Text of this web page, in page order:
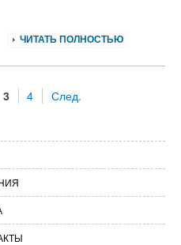
ЧИТАТЬ ПОЛНОСТЬЮ
3 4 След.